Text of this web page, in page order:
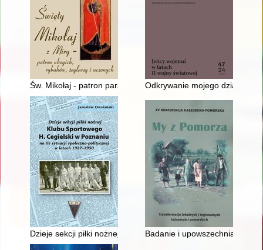
Św. Mikołaj - patron parafii na Kaszubach, chroniący przed
Odkrywanie mojego dziadka
Dzieje sekcji piłki nożnej Klubu Sportowego H. Cegielski w
Badanie i upowszechnianie